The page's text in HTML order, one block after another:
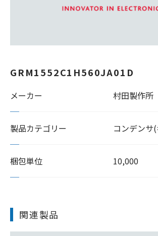
GRM1552C1H560JA01D
メーカー 村田製作所
製品カテゴリー コンデンサ
梱包単位 10,000
関連製品